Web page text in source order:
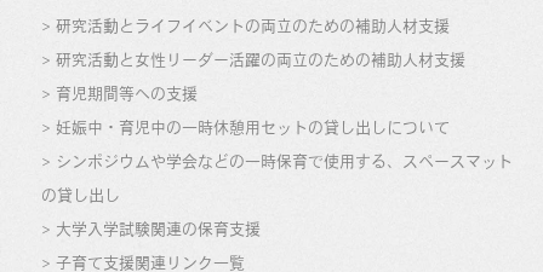
研究活動とライフイベントの両立のための補助人材支援
研究活動と女性リーダー活躍の両立のための補助人材支援
育児期間等への支援
妊娠中・育児中の一時休憩用セットの貸し出しについて
シンポジウムや学会などの一時保育で使用する、スペースマット
の貸し出し
大学入学試験関連の保育支援
子育て支援関連リンク一覧